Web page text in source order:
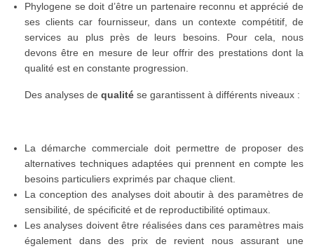
Phylogene se doit d’être un partenaire reconnu et apprécié de
ses clients car fournisseur, dans un contexte compétitif, de
services au plus près de leurs besoins. Pour cela, nous
devons être en mesure de leur offrir des prestations dont la
qualité est en constante progression.
Des analyses de qualité se garantissent à différents niveaux :
La démarche commerciale doit permettre de proposer des
alternatives techniques adaptées qui prennent en compte les
besoins particuliers exprimés par chaque client.
La conception des analyses doit aboutir à des paramètres de
sensibilité, de spécificité et de reproductibilité optimaux.
Les analyses doivent être réalisées dans ces paramètres mais
également dans des prix de revient nous assurant une